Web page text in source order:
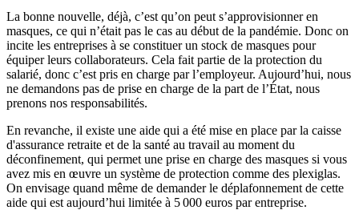
La bonne nouvelle, déjà, c’est qu’on peut s’approvisionner en
masques, ce qui n’était pas le cas au début de la pandémie. Donc on
incite les entreprises à se constituer un stock de masques pour
équiper leurs collaborateurs. Cela fait partie de la protection du
salarié, donc c’est pris en charge par l’employeur. Aujourd’hui, nous
ne demandons pas de prise en charge de la part de l’État, nous
prenons nos responsabilités.
En revanche, il existe une aide qui a été mise en place par la caisse
d'assurance retraite et de la santé au travail au moment du
déconfinement, qui permet une prise en charge des masques si vous
avez mis en œuvre un système de protection comme des plexiglas.
On envisage quand même de demander le déplafonnement de cette
aide qui est aujourd’hui limitée à 5 000 euros par entreprise.